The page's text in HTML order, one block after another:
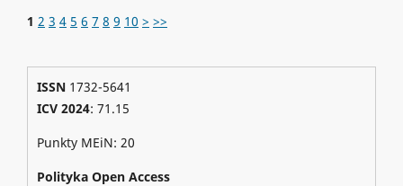
1 2 3 4 5 6 7 8 9 10 > >>
ISSN1732-5641
ICV 2024: 71.15
Punkty MEiN: 20
Polityka Open Access